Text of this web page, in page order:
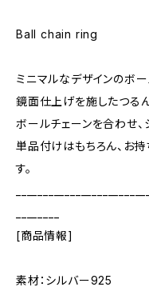
Ball chain ring
ミニマルなデザインのボー
鏡面仕上げを施したつる
ボールチェーンを合わせ、
単品付けはもちろん、お
す。
[商品情報]
素材：シルバー925